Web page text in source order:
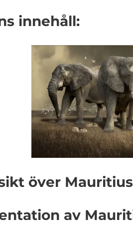
innehåll:
över
av